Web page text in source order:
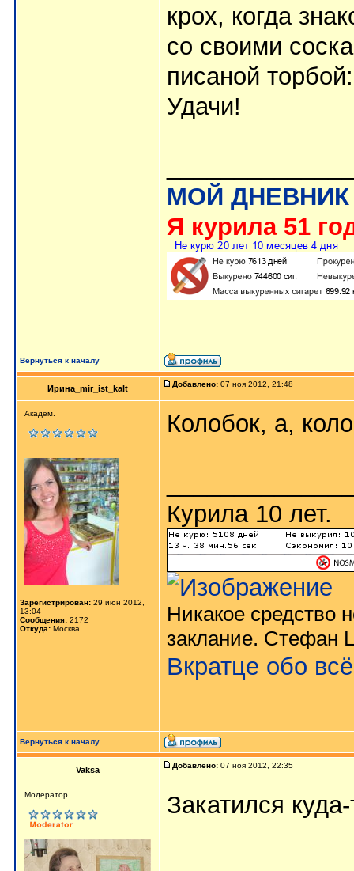
крох, когда
со своими
писаной
Удачи!
МОЙ ДНЕВНИК
Я курила 51
Вернуться к началу
Ирина_mir_ist_kalt Добавлено: 07 ноя 2012, 21:48
Академ.
Зарегистрирован: 29 июн 2012,
13:04
Сообщения: 2172
Откуда: Москва
Колобок, а,
Курила 10 лет.
Никакое средство
заклание. Стефан
Вкратце обо
Вернуться к началу
Vaksa Добавлено: 07 ноя 2012, 22:35
Модератор Закатился